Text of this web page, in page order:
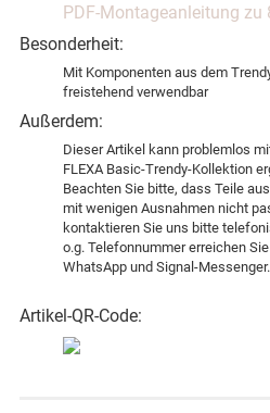
PDF-Montageanleitung zu
Besonderheit:
Mit Komponenten aus dem
freistehend verwendbar
Außerdem:
Dieser Artikel kann problemlos
FLEXA Basic-Trendy-Kollektion
Beachten Sie bitte, dass Teile
mit wenigen Ausnahmen nicht
kontaktieren Sie uns bitte
o.g. Telefonnummer erreichen
WhatsApp und Signal-Messenger.
Artikel-QR-Code: